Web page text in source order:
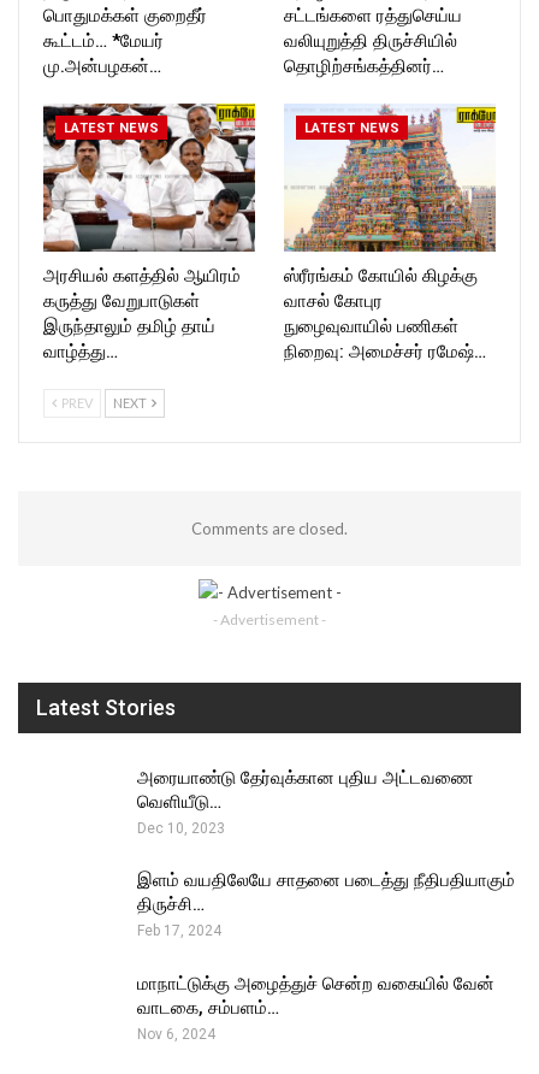
பொதுமக்கள் குறைதீர்
கூட்டம்… *மேயர்
மு.அன்பழகன்…
சட்டங்களை ரத்துசெய்ய
வலியுறுத்தி திருச்சியில்
தொழிற்சங்கத்தினர்…
LATEST NEWS
அரசியல் களத்தில் ஆயிரம்
கருத்து வேறுபாடுகள்
இருந்தாலும் தமிழ் தாய்
வாழ்த்து…
LATEST NEWS
ஸ்ரீரங்கம் கோயில் கிழக்கு
வாசல் கோபுர
நுழைவுவாயில் பணிகள்
நிறைவு: அமைச்சர் ரமேஷ்…
PREV NEXT
Comments are closed.
- Advertisement -
Latest Stories
அரையாண்டு தேர்வுக்கான புதிய அட்டவணை
வெளியீடு…
Dec 10, 2023
இளம் வயதிலேயே சாதனை படைத்து நீதிபதியாகும்
திருச்சி…
Feb 17, 2024
மாநாட்டுக்கு அழைத்துச் சென்ற வகையில் வேன்
வாடகை, சம்பளம்…
Nov 6, 2024